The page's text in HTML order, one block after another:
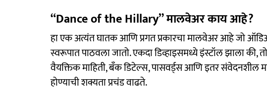
“Dance of the Hillary” मालवेअर काय आहे?
हा एक अत्यंत घातक आणि प्रगत प्रकारचा मालवेअर आहे जो
स्वरूपात पाठवला जातो. एकदा डिव्हाइसमध्ये इंस्टॉल झाला की,
वैयक्तिक माहिती, बँक डिटेल्स, पासवर्ड्स आणि इतर संवेदनशील
होण्याची शक्यता प्रचंड वाढते.